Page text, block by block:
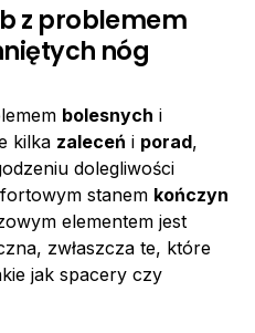
z problemem
nóg
bolesnych i
kilka zaleceń i porad,
dolegliwości
stanem kończyn
elementem jest
zwłaszcza te, które
jak spacery czy